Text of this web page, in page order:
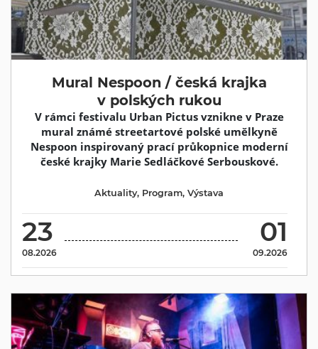
Mural Nespoon / česká krajka
v polských rukou
V rámci festivalu Urban Pictus vznikne v Praze
mural známé streetartové polské umělkyně
Nespoon inspirovaný prací průkopnice moderní
české krajky Marie Sedláčkové Serbouskové.
23
08.2026
01
09.2026
Aktuality, Program, Výstava